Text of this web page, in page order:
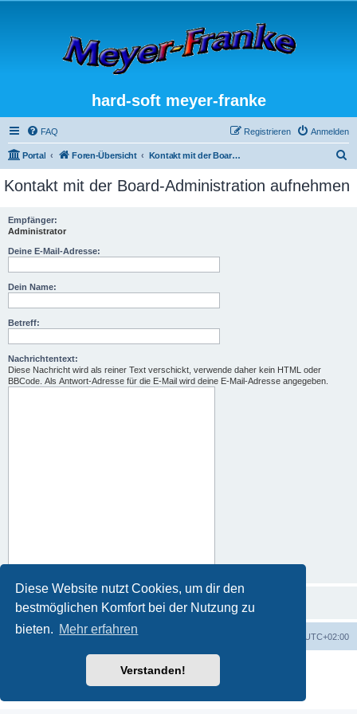
Diese Website nutzt Cookies, um dir den
bestmöglichen Komfort bei der Nutzung zu
bieten. Mehr erfahren
Verstanden!
hard-soft meyer-franke
FAQ Anmelden
Registrieren
Portal Foren-Übersicht Kontakt mit der Board-Administration aufnehmen
c
Kontakt mit der Board-Administration aufnehmen
Empfänger:
Administrator
Deine E-Mail-Adresse:
Dein Name:
Betreff:
Nachrichtentext:
Diese Nachricht wird als reiner Text verschickt, verwende daher kein HTML oder
BBCode. Als Antwort-Adresse für die E-Mail wird deine E-Mail-Adresse angegeben.
Portal Foren-Übersicht UTC+02:00
Powered by phpBB
® Forum Software © phpBB Limited